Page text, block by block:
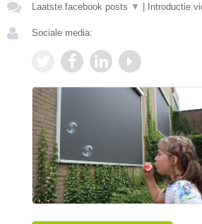
Laatste facebook posts ▼ Introductie
Sociale media: